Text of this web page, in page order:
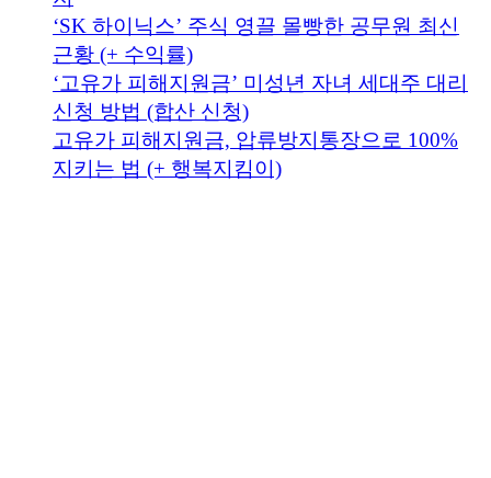
‘SK 하이닉스’ 주식 영끌 몰빵한 공무원 최신
근황 (+ 수익률)
‘고유가 피해지원금’ 미성년 자녀 세대주 대리
신청 방법 (합산 신청)
고유가 피해지원금, 압류방지통장으로 100%
지키는 법 (+ 행복지킴이)